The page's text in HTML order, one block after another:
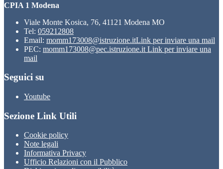
CPIA 1 Modena
Viale Monte Kosica, 76, 41121 Modena MO
Tel: 059212808
Email: momm173008@istruzione.itLink per inviare una mail
PEC: momm173008@pec.istruzione.it Link per inviare una
mail
Seguici su
Youtube
Sezione Link Utili
Cookie policy
Note legali
Informativa Privacy
Ufficio Relazioni con il Pubblico